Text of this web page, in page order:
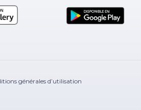
générales d’utilisation